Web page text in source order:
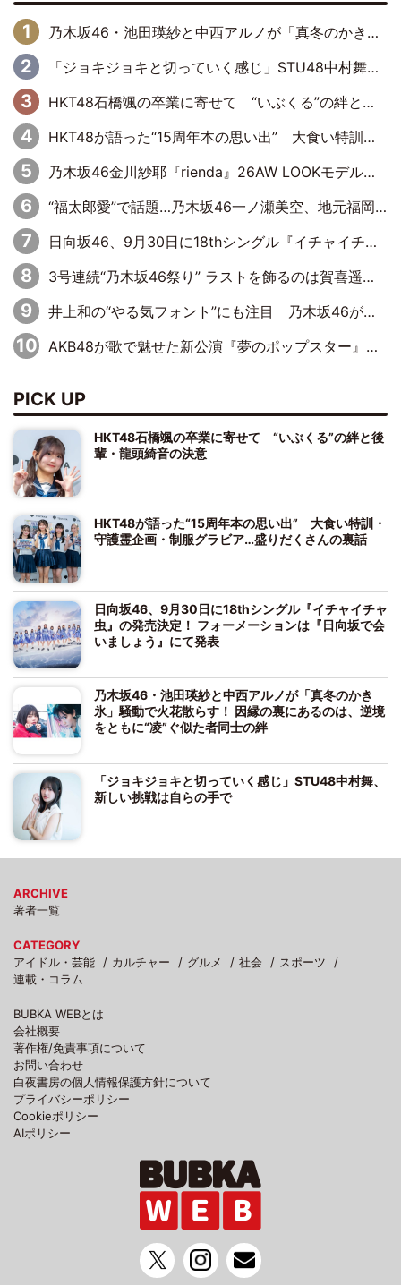
乃木坂46・池田瑛紗と中西アルノが「真冬のかき氷」騒動で火花散らす！ 因縁の裏にあるのは、逆境をともに“凌”ぐ似た者同士の絆
「ジョキジョキと切っていく感じ」STU48中村舞、新しい挑戦は自らの手で
HKT48石橋颯の卒業に寄せて “いぶくる”の絆と後輩・龍頭綺音の決意
HKT48が語った“15周年本の思い出” 大食い特訓・守護霊企画・制服グラビア…盛りだくさんの裏話
乃木坂46金川紗耶『rienda』26AW LOOKモデルに就任
“福太郎愛”で話題…乃木坂46一ノ瀬美空、地元福岡『めんべい25周年トップサポーター』に就任
日向坂46、9月30日に18thシングル『イチャイチャ虫』の発売決定！ フォーメーションは『日向坂で会いましょう』にて発表
3号連続“乃木坂46祭り” ラストを飾るのは賀喜遥香…5年ぶりの登場に「5年分大人になった私を見ていただけたら」
井上和の“やる気フォント”にも注目 乃木坂46が挑んだ書道パフォーマンスの舞台裏
AKB48が歌で魅せた新公演『夢のポップスター』 初日から全身全霊のステージ
PICK UP
HKT48石橋颯の卒業に寄せて “いぶくる”の絆と後
輩・龍頭綺音の決意
HKT48が語った“15周年本の思い出” 大食い特訓・
守護霊企画・制服グラビア…盛りだくさんの裏話
日向坂46、9月30日に18thシングル『イチャイチャ
虫』の発売決定！ フォーメーションは『日向坂で会
いましょう』にて発表
乃木坂46・池田瑛紗と中西アルノが「真冬のかき
氷」騒動で火花散らす！ 因縁の裏にあるのは、逆境
をともに“凌”ぐ似た者同士の絆
「ジョキジョキと切っていく感じ」STU48中村舞、
新しい挑戦は自らの手で
ARCHIVE
著者一覧
CATEGORY
アイドル・芸能
カルチャー グルメ 社会
スポーツ
連載・コラム
BUBKA WEBとは
会社概要
著作権/免責事項について
お問い合わせ
白夜書房の個人情報保護方針について
プライバシーポリシー
Cookieポリシー
AIポリシー